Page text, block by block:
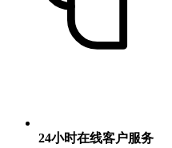
24小时在线客户服务